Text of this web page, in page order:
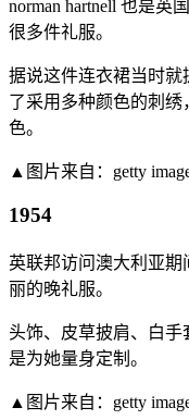
norman hartnell 也是英
很多件礼服。
据说这件连衣裙当时
了采用多种颜色的刺
色。
▲图片来自：getty
1954
英联邦访问澳大利亚
丽的晚礼服。
头饰、皮草披肩、白
是为她量身定制。
▲图片来自：getty